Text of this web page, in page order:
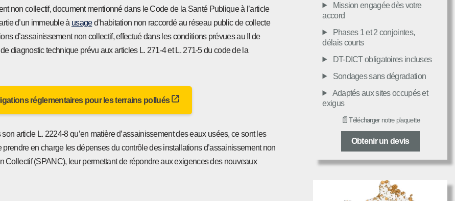
non collectif, document mentionné dans le Code de la Santé Publique à l’article
d’un immeuble à usaged’habitation non raccordé au réseau public de collecte
d’assainissement non collectif, effectué dans les conditions prévues au II de
diagnostic technique prévu aux articles L. 271-4 et L. 271-5 du code de la
réglementaires pour les terrains pollués
article L. 2224-8 qu’en matière d’assainissement des eaux usées, ce sont les
en charge les dépenses du contrôle des installations d’assainissement non
Collectif (SPANC), leur permettant de répondre aux exigences des nouveaux
Passable
Mission engagée dès votre
accord
Phases 1 et 2 conjointes,
délais courts
DT-DICT obligatoires incluses
Sondages sans dégradation
Adaptés aux sites occupés et
exigus
📄Télécharger notre plaquette
Obtenir un devis